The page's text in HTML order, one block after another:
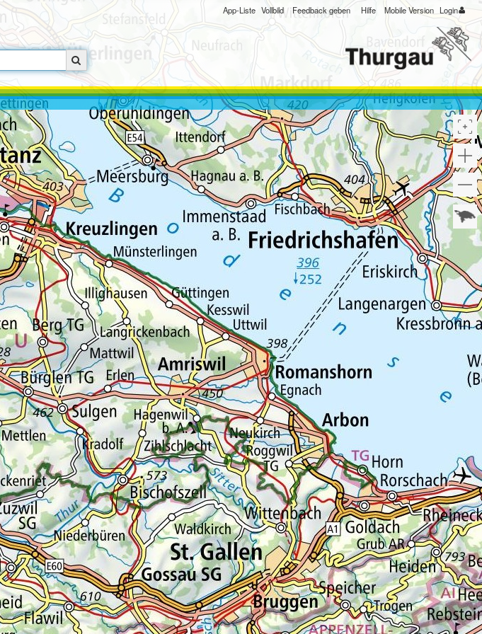
App-Liste Vollbild Feedback geben Hilfe Mobile Version Login